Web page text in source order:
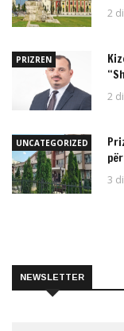
2
PRIZREN
2
UNCATEGORIZED
3
NEWSLETTER